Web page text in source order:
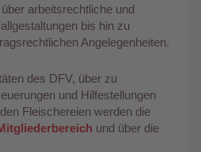
arbeitsrechtliche und
bis hin zu
Angelegenheiten.
des DFV, über zu
und Hilfestellungen
Fleischereien werden die
und über die